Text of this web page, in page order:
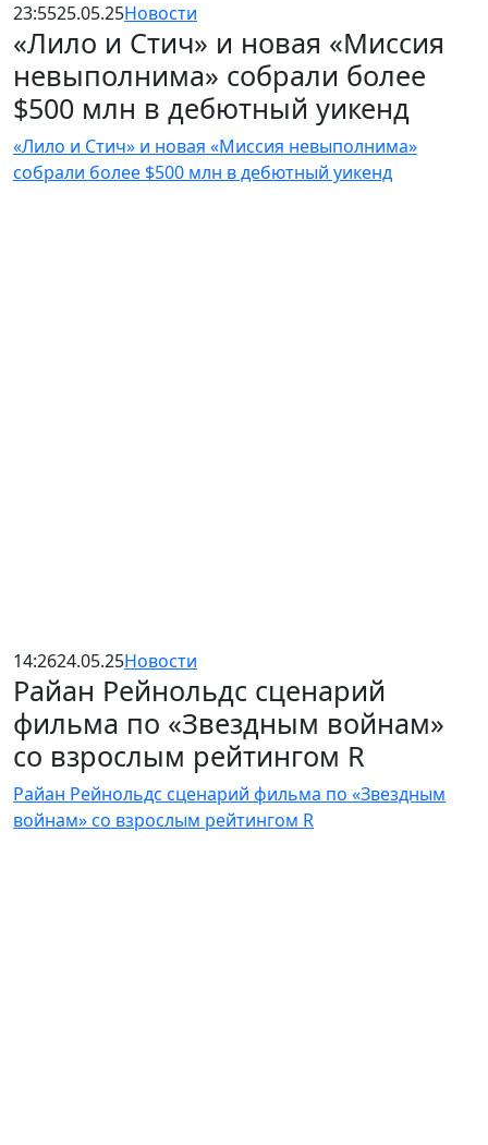
23:5525.05.25Новости
«Лило и Стич» и новая «Миссия
невыполнима» собрали более
$500 млн в дебютный уикенд
«Лило и Стич» и новая «Миссия невыполнима»
собрали более $500 млн в дебютный уикенд
14:2624.05.25Новости
Райан Рейнольдс сценарий
фильма по «Звездным войнам»
со взрослым рейтингом R
Райан Рейнольдс сценарий фильма по «Звездным
войнам» со взрослым рейтингом R